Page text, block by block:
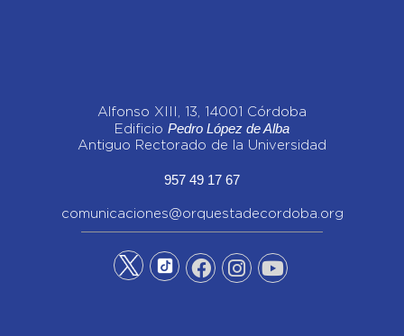
Alfonso XIII, 13, 14001 Córdoba
Edificio Pedro López de Alba
Antiguo Rectorado de la Universidad
957 49 17 67
comunicaciones@orquestadecordoba.org